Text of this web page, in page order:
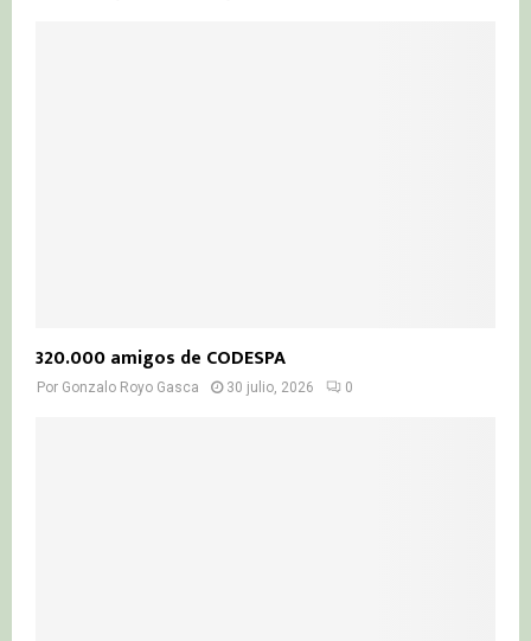
320.000 amigos de CODESPA
Por Gonzalo Royo Gasca 30 julio, 2026 0